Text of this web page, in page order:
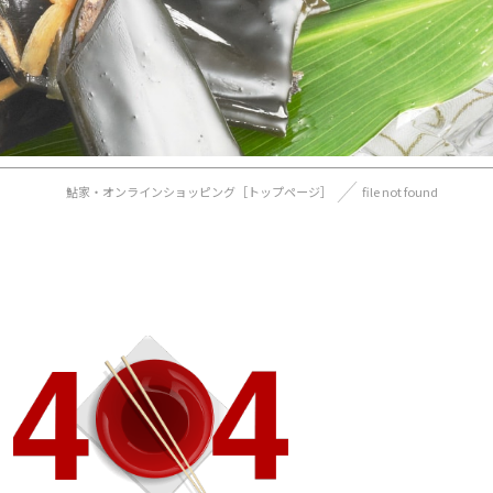
鮎家・オンラインショッピング［トップページ］ file not found